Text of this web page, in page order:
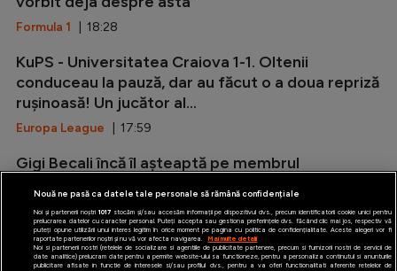
Formula 1 | 18:28
KuPS - Universitatea Craiova 1-1. Oltenii
conduceau la pauză, dar au făcut o a doua repriză
rușinoasă! Un jucător al...
Europa League | 17:59
Gigi Becali încă îl așteaptă pe membrul
SuperLiga| 17:37
Nouă ne pasă ca datele tale personale să rămână confidențiale
Noi și partenerii noștri 1017stocăm și/sau accesăm informații pe dispozitivul dvs., precum identificatorii cookie unici pentru
prelucrarea datelor cu caracter personal. Puteți accepta sau gestiona preferințele dvs. făcând clic mai jos, respectiv vă
puteți opune utilizării unui interes legitim în orice moment pe pagina cu politica de confidențialitate. Aceste alegeri vor fi
raportate partenerilor noștri și nu vă vor afecta navigarea.
Mai multe detalii
Noi si partenerii nostri (retelele de socializare si agentiile de publicitate partenere, precum si furnizorii nostri de servicii de
date analitice) prelucram date pentru a permite website-ului sa functioneze, pentru a personaliza continutul si anunturile
publicitare afisate in functie de interesele si/sau profilul dvs., pentru a va oferi functionalitati aferente retelelor de